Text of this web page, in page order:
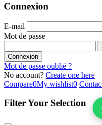
Connexion
E-mail
Mot de passe
Connexion
Mot de passe oublié ?
No account? Create one here
Compare0My wishlist0
Filter Your Selection